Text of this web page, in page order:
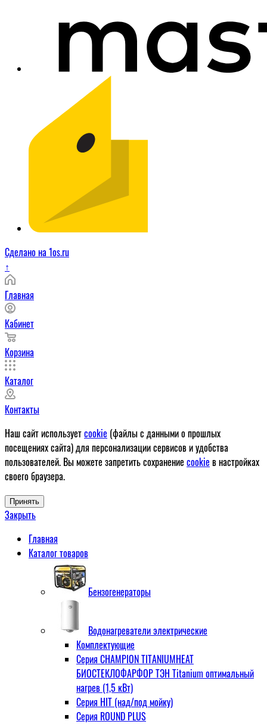
Сделано на 1os.ru
↑
Главная
Кабинет
Корзина
Каталог
Контакты
Наш сайт используетcookie (файлы с данными о прошлых
посещениях сайта) для персонализации сервисов и удобства
пользователей. Вы можете запретить сохранение cookie в настройках
своего браузера.
Принять
Закрыть
Главная
Каталог товаров
Бензогенераторы
Водонагреватели электрические
Комплектующие
Серия CHAMPION TITANIUMHEAT
БИОСТЕКЛОФАРФОР ТЭН Titanium оптимальный
нагрев (1,5 кВт)
Серия HIT (над/под мойку)
Серия ROUND PLUS